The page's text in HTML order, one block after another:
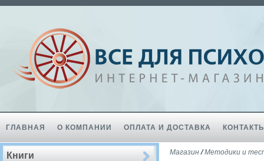
ГЛАВНАЯ О КОМПАНИИ ОПЛАТА И ДОСТАВКА
Книги Магазин/Методики и